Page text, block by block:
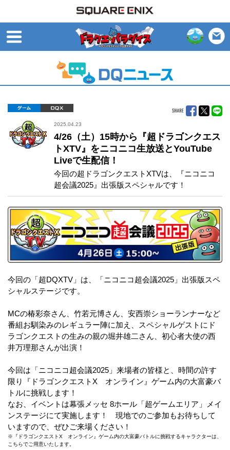
ゲーム
2025.04.23
4/26（土）15時から『超ドラゴンクエス
トXTV』をニコニコ生放送とYouTube
Liveで生配信！
今回の超ドラゴンクエストXTVは、『ニコニコ
超会議2025』出張版スペシャルです！
今回の「超DQXTV」は、「ニコニコ超会議2025」出張版スペ
シャルステージです。
MCの椿彩奈さん、竹若元博さん、安西崇ショーランナーなど
番組お馴染みのレギュラー陣に加え、スペシャルゲストにド
ラゴンクエストの生みの親の堀井雄二さん、初心者大使の西
井万理那さんが出演！
今回は「ニコニコ超会議2025」来場者の皆様と、時間の許す
限り『ドラゴンクエストX オンライン』ゲーム内の大富豪バ
トルに挑戦します！
なお、イベントは幕張メッセ 8ホール「超ゲームエリア」メイ
ンステージにて実施します！ 現地でのご参加もお待ちして
いますので、ぜひご来場ください！
※『ドラゴンクエストX オンライン』ゲーム内の大富豪バトルに挑戦するキャラクターは、
こちらでご用意いたします。